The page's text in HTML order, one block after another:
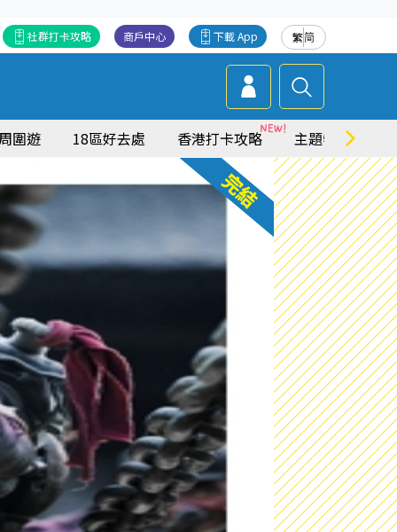
繁简
下載 App
商戶中心
社群打卡攻略
圍遊 18區好去處 香港打卡攻略 主題特集